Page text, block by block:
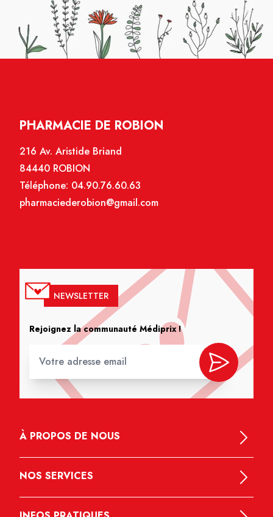
PHARMACIE DE ROBION
216 Av. Aristide Briand
84440 ROBION
Téléphone: 04.90.76.60.63
pharmaciederobion@gmail.com
NEWSLETTER
Rejoignez la communauté Médiprix !
À PROPOS DE NOUS
NOS SERVICES